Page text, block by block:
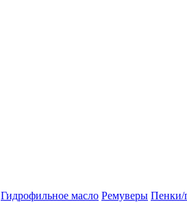
Гидрофильное масло Ремуверы Пенки/